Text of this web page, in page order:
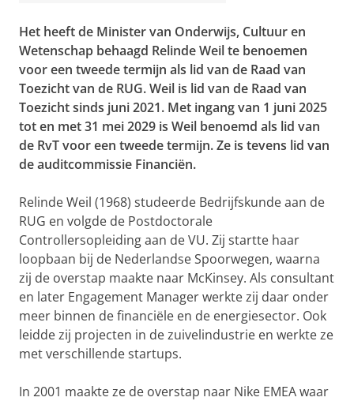
Het heeft de Minister van Onderwijs, Cultuur en
Wetenschap behaagd Relinde Weil te benoemen
voor een tweede termijn als lid van de Raad van
Toezicht van de RUG. Weil is lid van de Raad van
Toezicht sinds juni 2021. Met ingang van 1 juni 2025
tot en met 31 mei 2029 is Weil benoemd als lid van
de RvT voor een tweede termijn. Ze is tevens lid van
de auditcommissie Financiën.
Relinde Weil (1968) studeerde Bedrijfskunde aan de
RUG en volgde de Postdoctorale
Controllersopleiding aan de VU. Zij startte haar
loopbaan bij de Nederlandse Spoorwegen, waarna
zij de overstap maakte naar McKinsey. Als consultant
en later Engagement Manager werkte zij daar onder
meer binnen de financiële en de energiesector. Ook
leidde zij projecten in de zuivelindustrie en werkte ze
met verschillende startups.
In 2001 maakte ze de overstap naar Nike EMEA waar